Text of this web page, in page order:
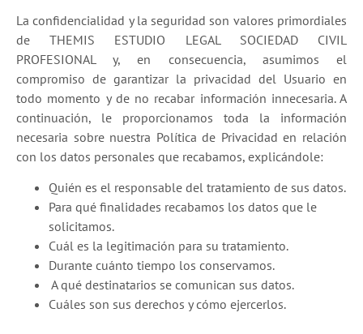
La confidencialidad y la seguridad son valores primordiales
de THEMIS ESTUDIO LEGAL SOCIEDAD CIVIL
PROFESIONAL y, en consecuencia, asumimos el
compromiso de garantizar la privacidad del Usuario en
todo momento y de no recabar información innecesaria. A
continuación, le proporcionamos toda la información
necesaria sobre nuestra Política de Privacidad en relación
con los datos personales que recabamos, explicándole:
Quién es el responsable del tratamiento de sus datos.
Para qué finalidades recabamos los datos que le
solicitamos.
Cuál es la legitimación para su tratamiento.
Durante cuánto tiempo los conservamos.
A qué destinatarios se comunican sus datos.
Cuáles son sus derechos y cómo ejercerlos.